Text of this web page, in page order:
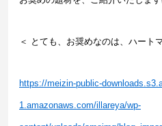
＜ とても、お奨めなのは、ハート
https://meizin-public-
1.amazonaws.com/illareya/wp-